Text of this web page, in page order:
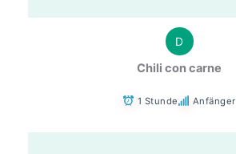
D
Chili con carne
1 Stunde Anfänger